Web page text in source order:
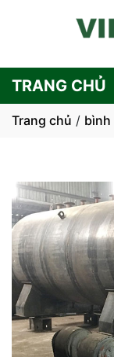
TRANG CHỦ
Trang chủ / bình